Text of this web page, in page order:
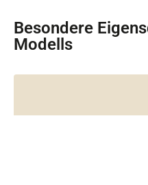
Besondere
Modells